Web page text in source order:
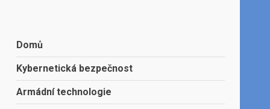
Domů
Kybernetická bezpečnost
Armádní technologie